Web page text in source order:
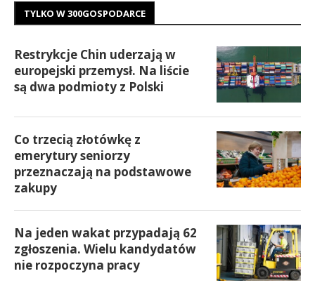
TYLKO W 300GOSPODARCE
Restrykcje Chin uderzają w
europejski przemysł. Na liście
są dwa podmioty z Polski
Co trzecią złotówkę z
emerytury seniorzy
przeznaczają na podstawowe
zakupy
Na jeden wakat przypadają 62
zgłoszenia. Wielu kandydatów
nie rozpoczyna pracy